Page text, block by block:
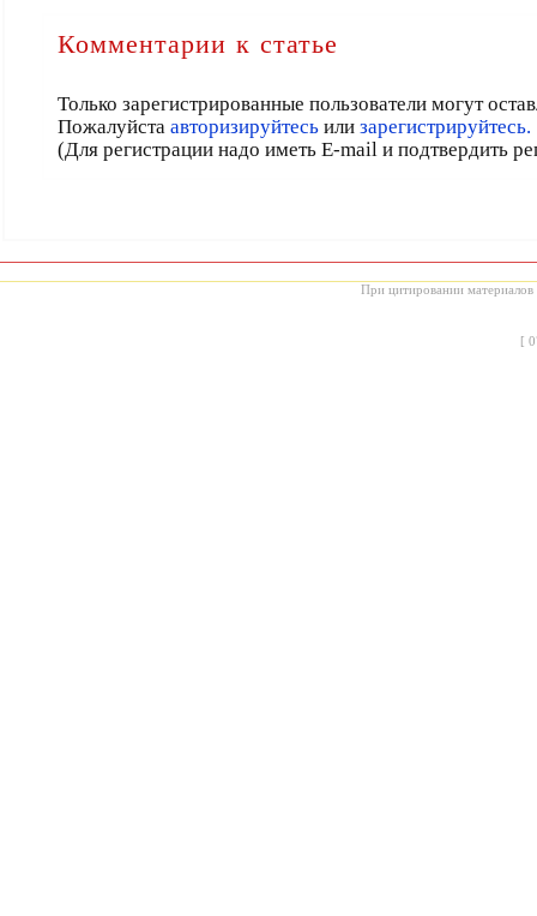
Комментарии к статье
Только зарегистрированные пользователи могут
Пожалуйста авторизируйтесь или зарегистрируйтесь.
(Для регистрации надо иметь E-mail и подтвердить
При цитировании материалов
[